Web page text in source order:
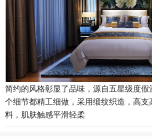
简约的风格彰显了品味，源自五星级度假
个细节都精工细做，采用缎纹织造，高支
料，肌肤触感平滑轻柔